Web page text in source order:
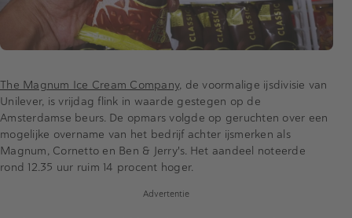
The Magnum Ice Cream Company, de voormalige ijsdivisie van
Unilever, is vrijdag flink in waarde gestegen op de
Amsterdamse beurs. De opmars volgde op geruchten over een
mogelijke overname van het bedrijf achter ijsmerken als
Magnum, Cornetto en Ben & Jerry's. Het aandeel noteerde
rond 12.35 uur ruim 14 procent hoger.
Advertentie